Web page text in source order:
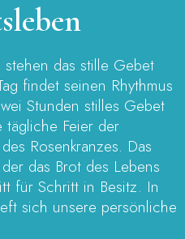
das stille Gebet
findet seinen Rhythmus
Stunden stilles Gebet
Feier der
Rosenkranzes. Das
das Brot des Lebens
für Schritt in Besitz. In
sich unsere persönliche